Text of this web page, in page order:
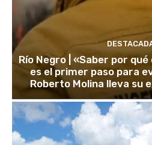
Río Negro | «Saber por
es el primer paso para
Roberto Molina lleva su